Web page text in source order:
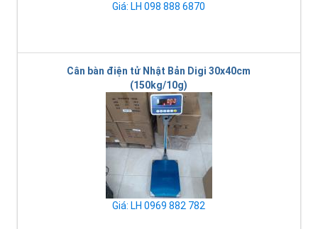
Giá: LH 098 888 6870
Cân bàn điện tử Nhật Bản Digi 30x40cm
(150kg/10g)
Giá: LH 0969 882 782